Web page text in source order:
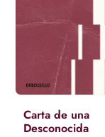
Carta de una
Desconocida